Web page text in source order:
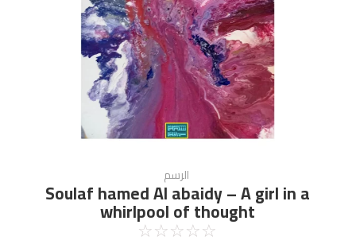
الرسم
Soulaf hamed Al abaidy – A girl in a
whirlpool of thought
☆
☆
☆
☆
☆